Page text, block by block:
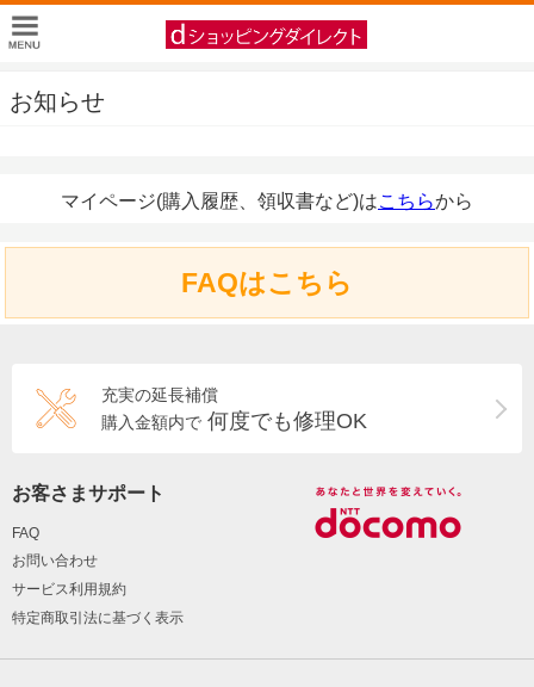
お知らせ
マイページ(購入履歴、領収書など)はこちらから
FAQはこちら
充実の延長補償
購入金額内で 何度でも修理OK
お客さまサポート
FAQ
お問い合わせ
サービス利用規約
特定商取引法に基づく表示